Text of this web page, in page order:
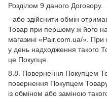
Розділом 9 даного Договору.
- або здійснити обмін
Товар при першому ж його
магазині «Pair.com.ua/». При
у день надходження такого
це Покупця.
8.8. Повернення Покупцем
повернення Покупцем Товару
із обміном або заміною